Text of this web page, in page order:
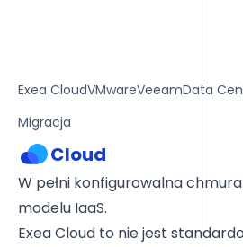
Cloud
Exea CloudVMwareVeeamData
Migracja
W pełni konfigurowalna
modelu IaaS.
Exea Cloud to nie jest